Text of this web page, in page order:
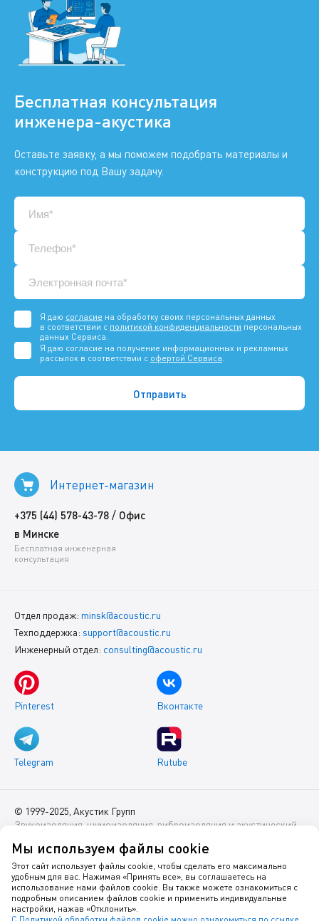
Бесплатная консультация
инженера-акустика
Оставьте заявку, а мы поможем подобрать материалы и
конструкцию под Вашу задачу.
Я даю согласие на обработку своих персональных данных
в соответствии с политикой конфиденциальности персональных
данных Сервиса.
Я даю согласие на получение информационных и рекламных
рассылок в соответствии с офертой Сервиса.
Интернет-магазин
+375 (44) 578-43-78 / Офис
в Минске
Бесплатная инженерная
консультация
Отдел продаж: minsk@acoustic.ru
Техподдержка: support@acoustic.ru
Инженерный отдел: consulting@acoustic.ru
Pinterest Вконтакте
Telegram Rutube
© 1999-2025, Акустик Групп
Звукоизоляция, шумоизоляция, виброизоляция и акустический
Данный интернет-сайт носит исключительно информационный
характер и ни при каких условиях не является публичной
офертой.
Мы используем файлы cookie
Этот сайт использует файлы cookie, чтобы сделать его максимально
удобным для вас. Нажимая «Принять все», вы соглашаетесь на
использование нами файлов cookie. Вы также можете ознакомиться с
подробным описанием файлов cookie и применить индивидуальные
настройки, нажав «Отклонить».